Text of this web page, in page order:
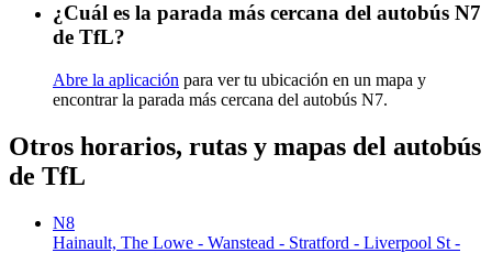
¿Cuál es la parada más cercana del autobús N7
de TfL?
Abre la aplicación para ver tu ubicación en un mapa y
encontrar la parada más cercana del autobús N7.
Otros horarios, rutas y mapas del autobús
de TfL
N8
Hainault, The Lowe - Wanstead - Stratford - Liverpool St -